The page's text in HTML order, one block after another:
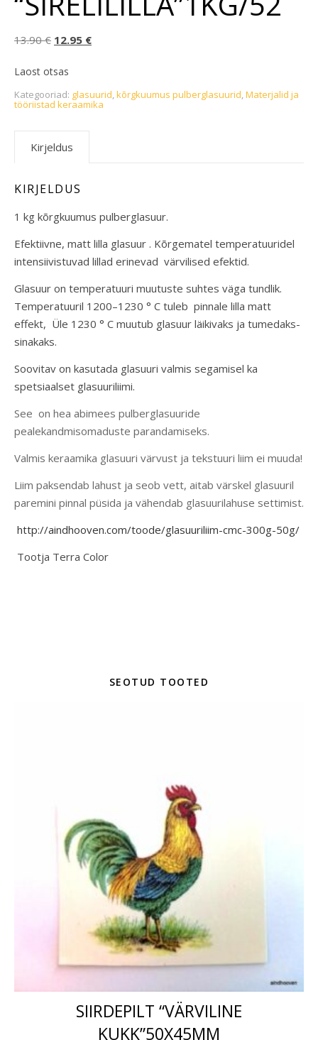
13.90€ Algne hind oli: 13.90 €.
12.95 €Praegune hind on: 12.95 €.
Laost otsas
Kategooriad: glasuurid,kõrgkuumus pulberglasuurid,Materjalid ja
tööriistad keraamika
Kirjeldus
KIRJELDUS
1 kg kõrgkuumus pulberglasuur.
Efektiivne, matt lilla glasuur . Kõrgematel temperatuuridel
intensiivistuvad lillad erinevad värvilised efektid.
Glasuur on temperatuuri muutuste suhtes väga tundlik.
Temperatuuril 1200–1230 ° C tuleb pinnale lilla matt
effekt, Üle 1230 ° C muutub glasuur läikivaks ja tumedaks-
sinakaks.
Soovitav on kasutada glasuuri valmis segamisel ka
spetsiaalset glasuuriliimi.
See on hea abimees pulberglasuuride
pealekandmisomaduste parandamiseks.
Valmis keraamika glasuuri värvust ja tekstuuri liim ei muuda!
Liim paksendab lahust ja seob vett, aitab värskel glasuuril
paremini pinnal püsida ja vähendab glasuurilahuse settimist.
http://aindhooven.com/toode/glasuuriliim-cmc-300g-50g/
Tootja Terra Color
SEOTUD TOOTED
SIIRDEPILT “VÄRVILINE
KUKK”50X45MM